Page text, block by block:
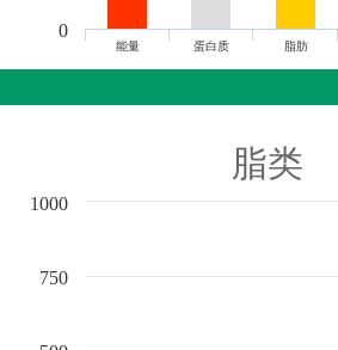
能量 蛋白质 脂肪
0
脂类
750
1000